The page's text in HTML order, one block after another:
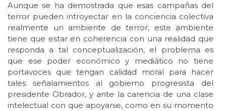
Aunque se ha demostrada que esas campañas del
terror pueden introyectar en la conciencia colectiva
realmente un ambiente de terror, este ambiente
tiene que estar en coherencia con una realidad que
responda a tal conceptualización, el problema es
que ese poder económico y mediático no tiene
portavoces que tengan calidad moral para hacer
tales señalamientos al gobierno progresista del
presidente Obrador, y ante la carencia de una clase
intelectual con que apoyarse, como en su momento